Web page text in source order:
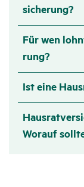
si­che­rung?
Für wen
rung?
Ist eine
Worauf